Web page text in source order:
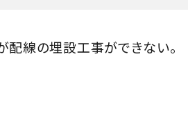
線の埋設工事ができない。